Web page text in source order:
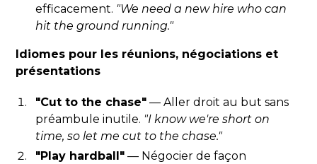
efficacement. "We need a new hire who can
hit the ground running."
Idiomes pour les réunions, négociations et
présentations
"Cut to the chase" — Aller droit au but sans
préambule inutile. "I know we're short on
time, so let me cut to the chase."
"Play hardball" — Négocier de façon